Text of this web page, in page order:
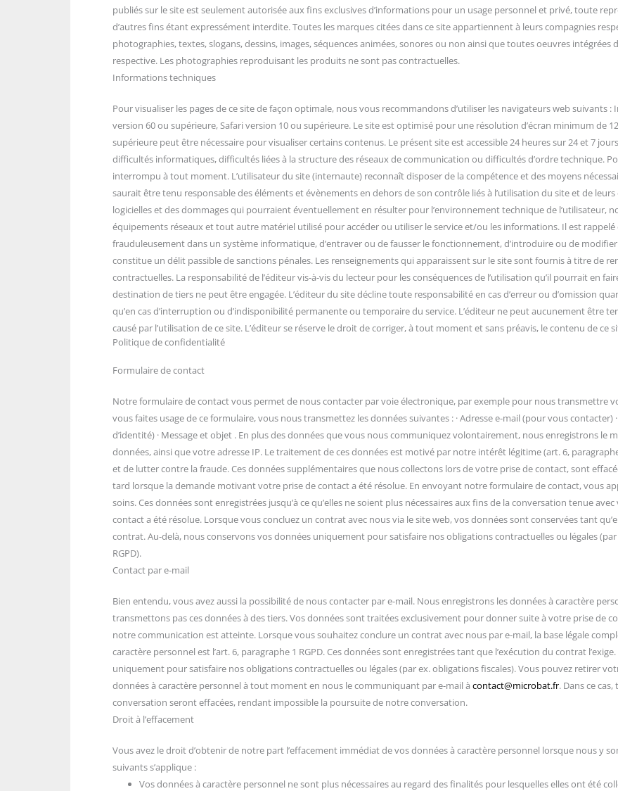
publiés sur le site est seulement autorisée aux fins exclusives d’informations pour un usage personnel et privé, toute
d’autres fins étant expressément interdite. Toutes les marques citées dans ce site appartiennent à leurs compagnies
photographies, textes, slogans, dessins, images, séquences animées, sonores ou non ainsi que toutes oeuvres
respective. Les photographies reproduisant les produits ne sont pas contractuelles.
Informations techniques
Pour visualiser les pages de ce site de façon optimale, nous vous recommandons d’utiliser les navigateurs web suivants
version 60 ou supérieure, Safari version 10 ou supérieure. Le site est optimisé pour une résolution d’écran minimum de
supérieure peut être nécessaire pour visualiser certains contenus. Le présent site est accessible 24 heures sur 24 et 7
difficultés informatiques, difficultés liées à la structure des réseaux de communication ou difficultés d’ordre technique.
interrompu à tout moment. L’utilisateur du site (internaute) reconnaît disposer de la compétence et des moyens
saurait être tenu responsable des éléments et évènements en dehors de son contrôle liés à l’utilisation du site et de
logicielles et des dommages qui pourraient éventuellement en résulter pour l’environnement technique de l’utilisateur,
équipements réseaux et tout autre matériel utilisé pour accéder ou utiliser le service et/ou les informations. Il est rappelé
frauduleusement dans un système informatique, d’entraver ou de fausser le fonctionnement, d’introduire ou de
constitue un délit passible de sanctions pénales. Les renseignements qui apparaissent sur le site sont fournis à titre de
contractuelles. La responsabilité de l’éditeur vis-à-vis du lecteur pour les conséquences de l’utilisation qu’il pourrait en
destination de tiers ne peut être engagée. L’éditeur du site décline toute responsabilité en cas d’erreur ou d’omission
qu’en cas d’interruption ou d’indisponibilité permanente ou temporaire du service. L’éditeur ne peut aucunement être
causé par l’utilisation de ce site. L’éditeur se réserve le droit de corriger, à tout moment et sans préavis, le contenu de ce
Politique de confidentialité
Formulaire de contact
Notre formulaire de contact vous permet de nous contacter par voie électronique, par exemple pour nous transmettre
vous faites usage de ce formulaire, vous nous transmettez les données suivantes : · Adresse e-mail (pour vous
d’identité) · Message et objet . En plus des données que vous nous communiquez volontairement, nous enregistrons le
données, ainsi que votre adresse IP. Le traitement de ces données est motivé par notre intérêt légitime (art. 6,
et de lutter contre la fraude. Ces données supplémentaires que nous collectons lors de votre prise de contact, sont
tard lorsque la demande motivant votre prise de contact a été résolue. En envoyant notre formulaire de contact, vous
soins. Ces données sont enregistrées jusqu’à ce qu’elles ne soient plus nécessaires aux fins de la conversation tenue
contact a été résolue. Lorsque vous concluez un contrat avec nous via le site web, vos données sont conservées tant
contrat. Au-delà, nous conservons vos données uniquement pour satisfaire nos obligations contractuelles ou légales
RGPD).
Contact par e-mail
Bien entendu, vous avez aussi la possibilité de nous contacter par e-mail. Nous enregistrons les données à caractère
transmettons pas ces données à des tiers. Vos données sont traitées exclusivement pour donner suite à votre prise de
notre communication est atteinte. Lorsque vous souhaitez conclure un contrat avec nous par e-mail, la base légale
caractère personnel est l’art. 6, paragraphe 1 RGPD. Ces données sont enregistrées tant que l’exécution du contrat
uniquement pour satisfaire nos obligations contractuelles ou légales (par ex. obligations fiscales). Vous pouvez retirer
données à caractère personnel à tout moment en nous le communiquant par e-mail à contact@microbat.fr. Dans ce
conversation seront effacées, rendant impossible la poursuite de notre conversation.
Droit à l’effacement
Vous avez le droit d’obtenir de notre part l’effacement immédiat de vos données à caractère personnel lorsque nous y
suivants s’applique :
Vos données à caractère personnel ne sont plus nécessaires au regard des finalités pour lesquelles elles ont été